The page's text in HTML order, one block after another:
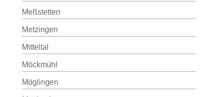
Meßstetten
Metzingen
Mitteltal
Möckmühl
Möglingen